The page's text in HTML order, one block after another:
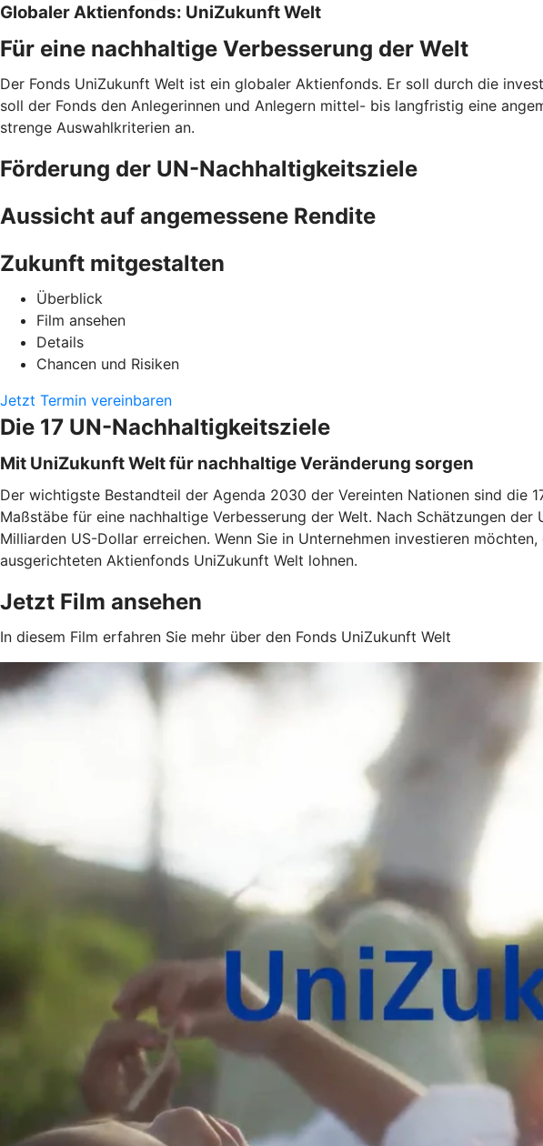
Globaler Aktienfonds: UniZukunft Welt
Für eine nachhaltige Verbesserung der Welt
Der Fonds UniZukunft Welt ist ein globaler Aktienfonds. Er soll durch die
soll der Fonds den Anlegerinnen und Anlegern mittel- bis langfristig eine
strenge Auswahlkriterien an.
Förderung der UN-Nachhaltigkeitsziele
Aussicht auf angemessene Rendite
Zukunft mitgestalten
Überblick
Film ansehen
Details
Chancen und Risiken
Jetzt Termin vereinbaren
Die 17 UN-Nachhaltigkeitsziele
Mit UniZukunft Welt für nachhaltige Veränderung sorgen
Der wichtigste Bestandteil der Agenda 2030 der Vereinten Nationen sind die
Maßstäbe für eine nachhaltige Verbesserung der Welt. Nach Schätzungen
Milliarden US-Dollar erreichen. Wenn Sie in Unternehmen investieren
ausgerichteten Aktienfonds UniZukunft Welt lohnen.
Jetzt Film ansehen
In diesem Film erfahren Sie mehr über den Fonds UniZukunft Welt